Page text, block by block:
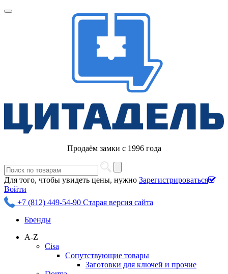
Продаём замки с 1996 года
Для того, чтобы увидеть цены, нужно Зарегистрироваться
Войти
+7 (812) 449-54-90 Старая версия сайта
Бренды
A-Z
Cisa
Сопутствующие товары
Заготовки для ключей и прочие